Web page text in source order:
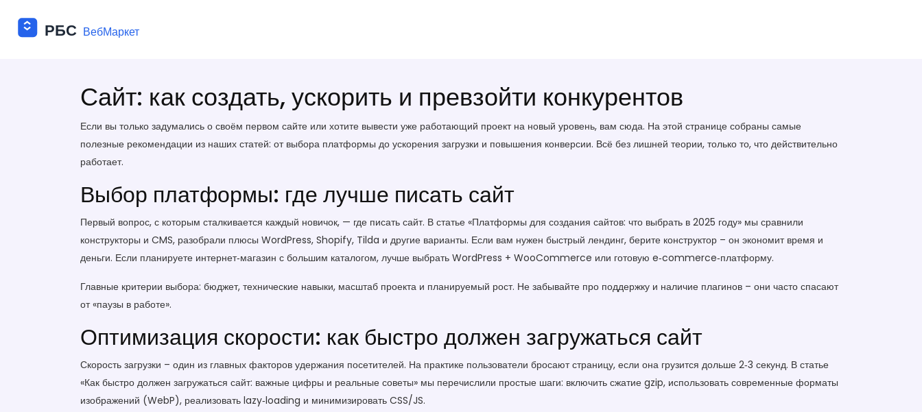
Сайт: как создать, ускорить и превзойти конкурентов
Если вы только задумались о своём первом сайте или хотите вывести уже работающий проект на новый уровень, вам сюда. На этой странице собраны самые
полезные рекомендации из наших статей: от выбора платформы до ускорения загрузки и повышения конверсии. Всё без лишней теории, только то, что действительно
работает.
Выбор платформы: где лучше писать сайт
Первый вопрос, с которым сталкивается каждый новичок, — где писать сайт. В статье «Платформы для создания сайтов: что выбрать в 2025 году» мы сравнили
конструкторы и CMS, разобрали плюсы WordPress, Shopify, Tilda и другие варианты. Если вам нужен быстрый лендинг, берите конструктор – он экономит время и
деньги. Если планируете интернет‑магазин с большим каталогом, лучше выбрать WordPress + WooCommerce или готовую e‑commerce‑платформу.
Главные критерии выбора: бюджет, технические навыки, масштаб проекта и планируемый рост. Не забывайте про поддержку и наличие плагинов – они часто спасают
от «паузы в работе».
Оптимизация скорости: как быстро должен загружаться сайт
Скорость загрузки – один из главных факторов удержания посетителей. На практике пользователи бросают страницу, если она грузится дольше 2‑3 секунд. В статье
«Как быстро должен загружаться сайт: важные цифры и реальные советы» мы перечислили простые шаги: включить сжатие gzip, использовать современные форматы
изображений (WebP), реализовать lazy‑loading и минимизировать CSS/JS.